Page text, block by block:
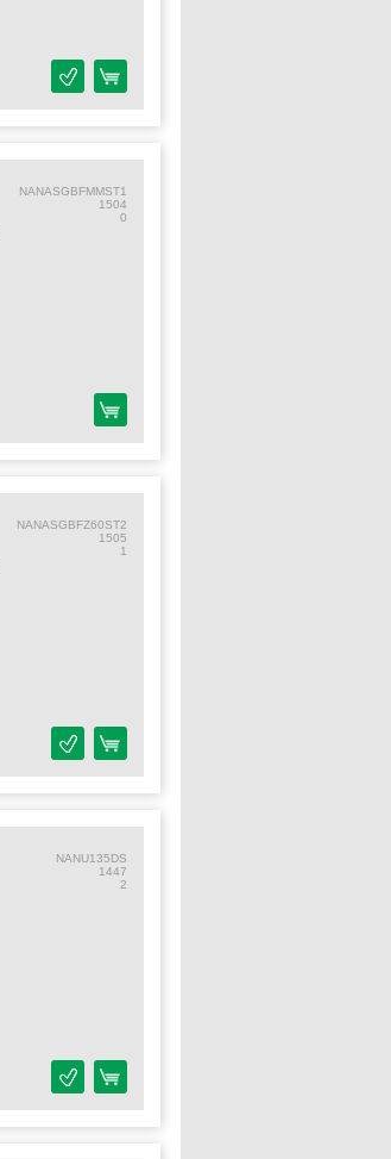
NANASGBFMMST1
1504
0
NANASGBFZ60ST2
1505
1
NANU135DS
1447
2